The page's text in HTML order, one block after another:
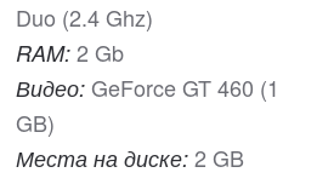
Duo (2.4 Ghz)
RAM: 2 Gb
Видео: GeForce GT 460 (1
GB)
Места на диске: 2 GB